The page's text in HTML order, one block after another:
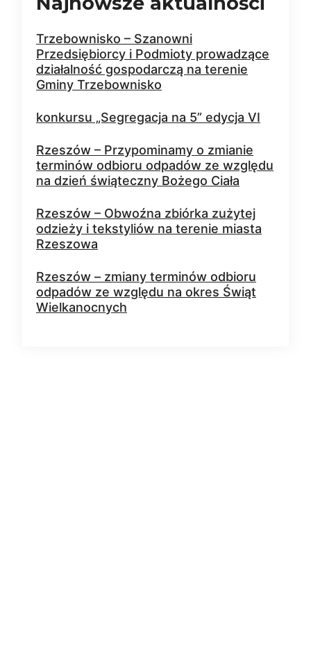
Trzebownisko – Szanowni
Przedsiębiorcy i Podmioty prowadzące
działalność gospodarczą na terenie
Gminy Trzebownisko
konkursu „Segregacja na 5” edycja VI
Rzeszów – Przypominamy o zmianie
terminów odbioru odpadów ze względu
na dzień świąteczny Bożego Ciała
Rzeszów – Obwoźna zbiórka zużytej
odzieży i tekstyliów na terenie miasta
Rzeszowa
Rzeszów – zmiany terminów odbioru
odpadów ze względu na okres Świąt
Wielkanocnych